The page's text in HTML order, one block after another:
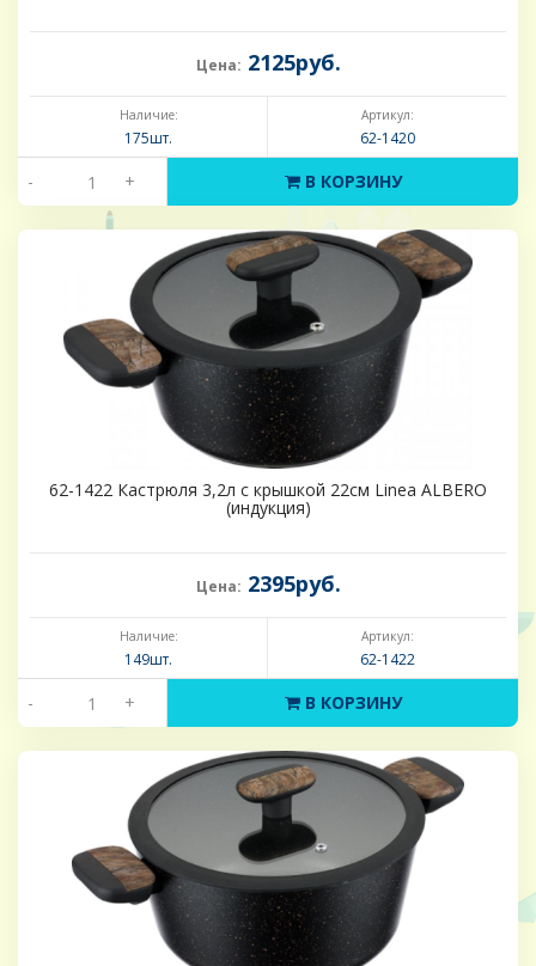
Цена: 2125руб.
Наличие:
175шт.
Артикул:
62-1420
- + В КОРЗИНУ
62-1422 Кастрюля 3,2л с крышкой 22см Linea ALBERO
(индукция)
Цена: 2395руб.
Наличие:
149шт.
Артикул:
62-1422
- + В КОРЗИНУ